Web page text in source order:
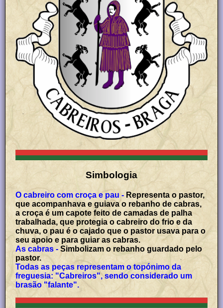
Simbologia
O cabreiro com croça e pau - Representa o pastor,
que acompanhava e guiava o rebanho de cabras,
a croça é um capote feito de camadas de palha
trabalhada, que protegia o cabreiro do frio e da
chuva, o pau é o cajado que o pastor usava para o
seu apoio e para guiar as cabras.
As cabras - Simbolizam o rebanho guardado pelo
pastor.
Todas as peças representam o topónimo da
freguesia: "Cabreiros", sendo considerado um
brasão "falante".